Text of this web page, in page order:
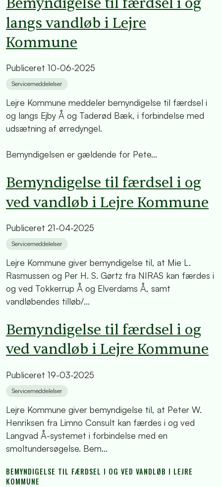
langs vandløb i Lejre
Kommune
Publiceret 10-06-2025
Servicemeddelelser
Lejre Kommune meddeler bemyndigelse til færdsel i
og langs Ejby Å og Taderød Bæk, i forbindelse med
udsætning af ørredyngel.
Bemyndigelsen er gældende for Pete...
Bemyndigelse til færdsel i og
ved vandløb i Lejre Kommune
Publiceret 21-04-2025
Servicemeddelelser
Lejre Kommune giver bemyndigelse til, at Mie L.
Rasmussen og Per H. S. Gørtz fra NIRAS kan færdes i
og ved Tokkerrup Å og Elverdams Å, samt
vandløbendes tilløb/...
Bemyndigelse til færdsel i og
ved vandløb i Lejre Kommune
Publiceret 19-03-2025
Servicemeddelelser
Lejre Kommune giver bemyndigelse til, at Peter W.
Henriksen fra Limno Consult kan færdes i og ved
Langvad Å-systemet i forbindelse med en
smoltundersøgelse. Bem...
BEMYNDIGELSE TIL FÆRDSEL I OG VED VANDLØB I LEJRE
KOMMUNE